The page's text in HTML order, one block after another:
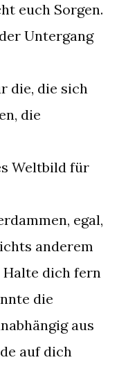
euch Sorgen.
Untergang
die, die sich
die
Weltbild für
egal,
anderem
Halte dich fern
die
aus
auf dich